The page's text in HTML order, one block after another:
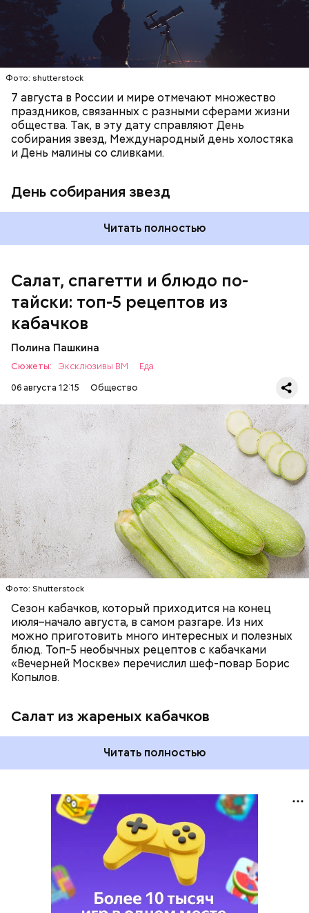
Фото: shutterstock
7 августа в России и мире отмечают множество
праздников, связанных с разными сферами жизни
общества. Так, в эту дату справляют День
собирания звезд, Международный день холостяка
и День малины со сливками.
День собирания звезд
Читать полностью
Салат, спагетти и блюдо по-
тайски: топ-5 рецептов из
кабачков
Полина Пашкина
Сюжеты: Эксклюзивы ВМ
Еда
06 августа 12:15
Общество
Фото: Shutterstock
Сезон кабачков, который приходится на конец
июля–начало августа, в самом разгаре. Из них
можно приготовить много интересных и полезных
блюд. Топ-5 необычных рецептов с кабачками
«Вечерней Москве» перечислил шеф-повар Борис
Копылов.
Салат из жареных кабачков
Ингредиенты:
кабачок;
петрушка;
оливковое масло;
Читать полностью
ЕДА ОВОЩИ РЕЦЕПТЫ